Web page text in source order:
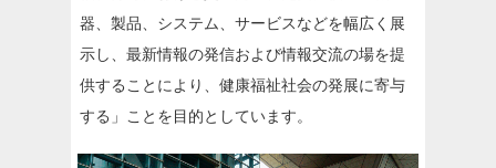
器、製品、システム、サービスなどを幅広く展
示し、最新情報の発信および情報交流の場を提
供することにより、健康福祉社会の発展に寄与
する」ことを目的としています。